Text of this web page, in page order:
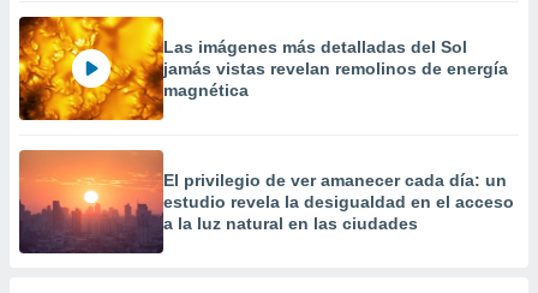
Las imágenes más detalladas del Sol
jamás vistas revelan remolinos de energía
magnética
El privilegio de ver amanecer cada día: un
estudio revela la desigualdad en el acceso
a la luz natural en las ciudades